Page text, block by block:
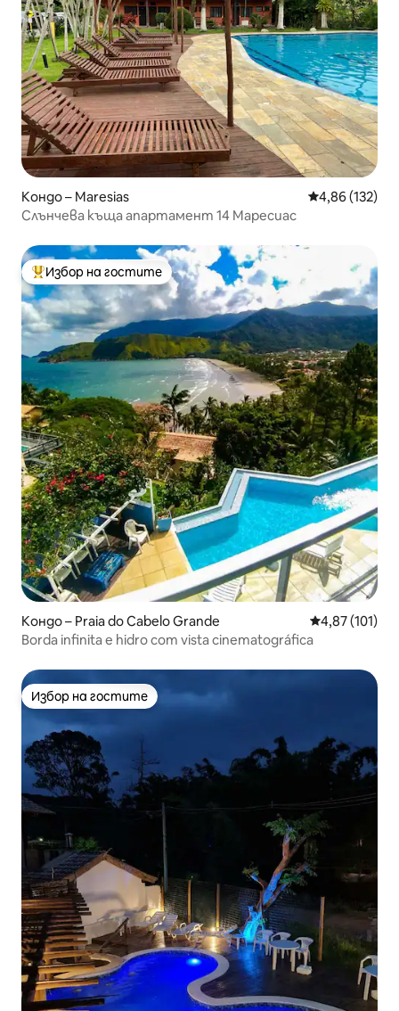
Кондо – Maresias Средна
4,86 (132)
Слънчева къща апартамент 14 Маресиас
Най-популярен избор на гостите
Избор на гостите
Кондо – Praia do Cabelo Grande Средна
4,87 (101)
Borda infinita e hidro com vista cinematográfica
Избор на гостите
Избор на гостите